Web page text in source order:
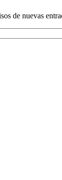
de nuevas